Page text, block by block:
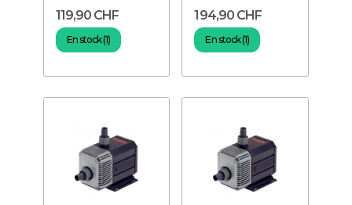
119,90 CHF
En stock (1)
194,90 CHF
En stock (1)